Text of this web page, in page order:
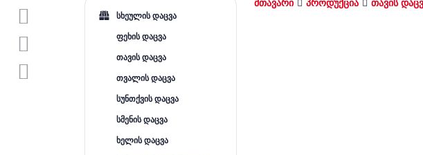
სხეულის დაცვა
ფეხის დაცვა
თავის დაცვა
თვალის დაცვა
სუნთქვის დაცვა
სმენის დაცვა
ხელის დაცვა
მთავარი პროდუქცია თავის